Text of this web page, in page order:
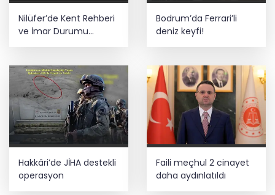
Nilüfer’de Kent Rehberi
ve İmar Durumu
Bodrum’da Ferrari’li
deniz keyfi!
Hakkâri’de JİHA destekli
operasyon
Faili meçhul 2 cinayet
daha aydınlatıldı